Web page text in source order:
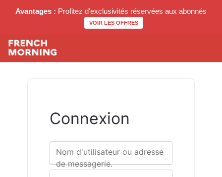
Avantages : Profitez d'exclusivités réservées aux abonnés
VOIR LES OFFRES
Connexion
Nom d'utilisateur ou adresse
de messagerie.